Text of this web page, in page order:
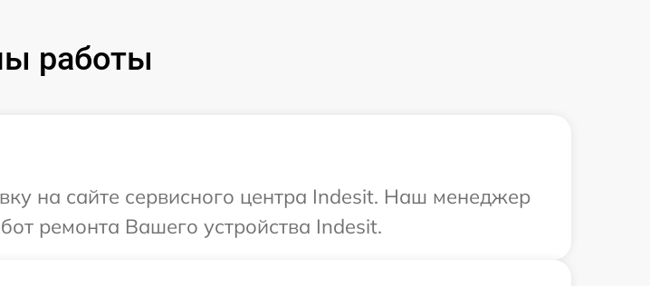
работы
на сайте сервисного центра Indesit. Наш менеджер
ремонта Вашего устройства Indesit.